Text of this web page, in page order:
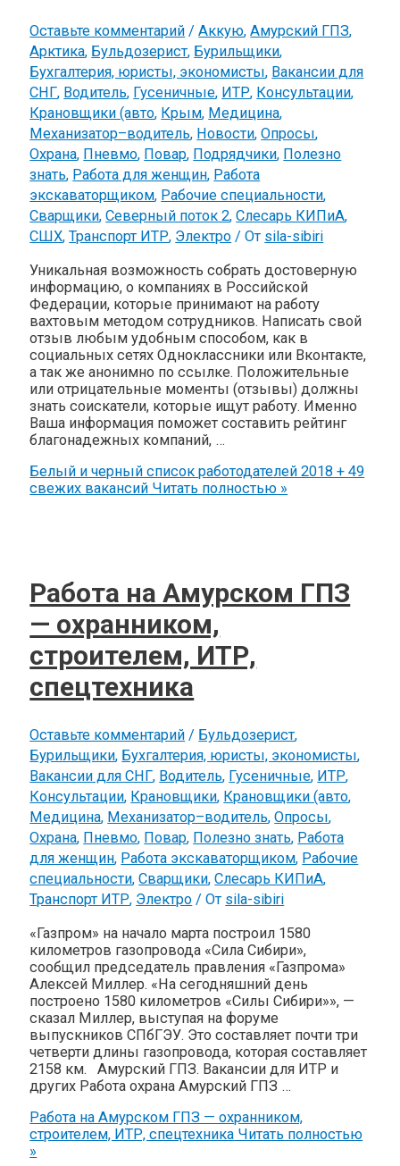
Оставьте комментарий /Аккую,Амурский ГПЗ,
Арктика, Бульдозерист, Бурильщики,
Бухгалтерия, юристы, экономисты, Вакансии для
СНГ, Водитель, Гусеничные, ИТР, Консультации,
Крановщики (авто, Крым, Медицина,
Механизатор–водитель, Новости,Опросы,
Охрана, Пневмо, Повар, Подрядчики, Полезно
знать, Работа для женщин, Работа
экскаваторщиком, Рабочие специальности,
Сварщики,Северный поток 2,Слесарь КИПиА,
СШХ,Транспорт ИТР, Электро / От sila-sibiri
Уникальная возможность собрать достоверную
информацию, о компаниях в Российской
Федерации, которые принимают на работу
вахтовым методом сотрудников. Написать свой
отзыв любым удобным способом, как в
социальных сетях Одноклассники или Вконтакте,
а так же анонимно по ссылке. Положительные
или отрицательные моменты (отзывы) должны
знать соискатели, которые ищут работу. Именно
Ваша информация поможет составить рейтинг
благонадежных компаний, …
Белый и черный список работодателей 2018 + 49
свежих вакансий Читать полностью »
Работа на Амурском ГПЗ
— охранником,
строителем, ИТР,
спецтехника
Оставьте комментарий / Бульдозерист,
Бурильщики, Бухгалтерия, юристы, экономисты,
Вакансии для СНГ, Водитель, Гусеничные, ИТР,
Консультации, Крановщики, Крановщики (авто,
Медицина, Механизатор–водитель,Опросы,
Охрана, Пневмо, Повар, Полезно знать, Работа
для женщин, Работа экскаваторщиком, Рабочие
специальности,Сварщики,Слесарь КИПиА,
Транспорт ИТР, Электро / От sila-sibiri
«Газпром» на начало марта построил 1580
километров газопровода «Сила Сибири»,
сообщил председатель правления «Газпрома»
Алексей Миллер. «На сегодняшний день
построено 1580 километров «Силы Сибири»», —
сказал Миллер, выступая на форуме
выпускников СПбГЭУ. Это составляет почти три
четверти длины газопровода, которая составляет
2158 км. Aмypcкий ГПЗ. Вакансии для ИТР и
других Работа охрана Амурский ГПЗ …
Работа на Амурском ГПЗ — охранником,
строителем, ИТР, спецтехника Читать полностью
»